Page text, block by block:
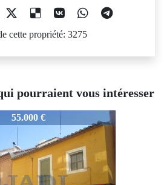
cette propriété: 3275
pourraient vous intéresser
100.000 €